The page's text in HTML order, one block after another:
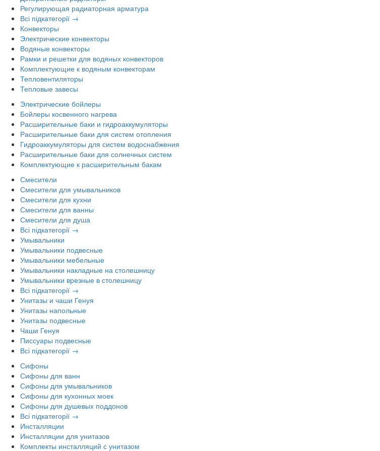
Регулирующая радиаторная арматура
Всі підкатегорії →
Конвекторы
Электрические конвекторы
Водяные конвекторы
Рамки и решетки для водяных конвекторов
Комплектующие к водяным конвекторам
Тепловентиляторы
Тепловые завесы
Электрические бойлеры
Бойлеры косвенного нагрева
Расширительные баки и гидроаккумуляторы
Расширительные баки для систем отопления
Гидроаккумуляторы для систем водоснабжения
Расширительные баки для солнечных систем
Комплектующие к расширительным бакам
Смесители
Смесители для умывальников
Смесители для кухни
Смесители для ванны
Смесители для душа
Всі підкатегорії →
Умывальники
Умывальники подвесные
Умывальники мебельные
Умывальники накладные на столешницу
Умывальники врезные в столешницу
Всі підкатегорії →
Унитазы и чаши Генуя
Унитазы напольные
Унитазы подвесные
Чаши Генуя
Писсуары подвесные
Всі підкатегорії →
Сифоны
Сифоны для ванн
Сифоны для умывальников
Сифоны для кухонных моек
Сифоны для душевых поддонов
Всі підкатегорії →
Инсталляции
Инсталляции для унитазов
Комплекты инсталляций с унитазом